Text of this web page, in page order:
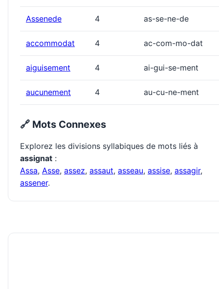
Assenede 4 as-se-ne-de
accommodat 4 ac-com-mo-dat
aiguisement 4 ai-gui-se-ment
aucunement 4 au-cu-ne-ment
🔗 Mots Connexes
Explorez les divisions syllabiques de mots liés à
assignat :
Assa, Asse, assez, assaut, asseau, assise, assagir,
assener.